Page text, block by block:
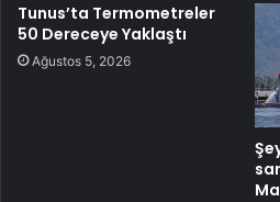
Tunus’ta Termometreler
50 Dereceye Yaklaştı
Ağustos 5, 2026